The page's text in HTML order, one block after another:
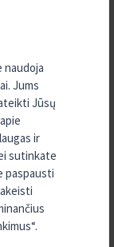
naudoja
Jums
Jūsų
ir
sutinkate
paspausti
500 EUR.
tik